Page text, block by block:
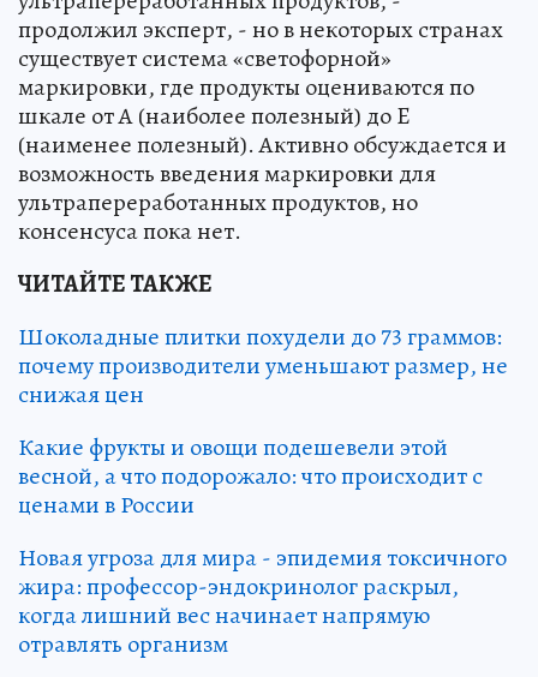
продолжил эксперт, - но в некоторых странах
существует система «светофорной»
маркировки, где продукты оцениваются по
шкале от A (наиболее полезный) до E
(наименее полезный). Активно обсуждается и
возможность введения маркировки для
ультрапереработанных продуктов, но
консенсуса пока нет.
ЧИТАЙТЕ ТАКЖЕ
Шоколадные плитки похудели до 73 граммов:
почему производители уменьшают размер, не
снижая цен
Какие фрукты и овощи подешевели этой
весной, а что подорожало: что происходит с
ценами в России
Новая угроза для мира - эпидемия токсичного
жира: профессор-эндокринолог раскрыл,
когда лишний вес начинает напрямую
отравлять организм